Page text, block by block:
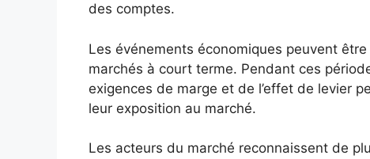
des comptes.
Les événements économiques peuvent
marchés à court terme. Pendant ces
exigences de marge et de l’effet de levier
leur exposition au marché.
Les acteurs du marché reconnaissent de